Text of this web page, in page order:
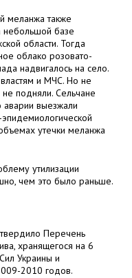
меланжа также
базе
области. Тогда
облако розовато-
надвигалось на село.
и МЧС. Но не
подняли. Сельчане
аварии выезжали
эпидемиологической
утечки меланжа
утилизации
чем это было раньше.
Перечень
хранящегося на 6
Украины и
2010 годов.